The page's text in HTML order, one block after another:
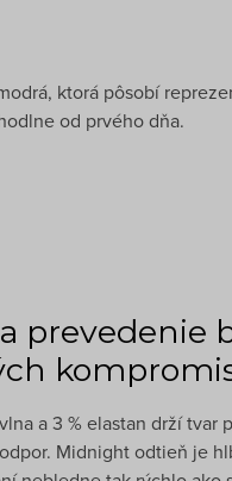
ktorá pôsobí
od prvého dňa.
prevedenie
a 3 % elastan drží tvar
Midnight odtieň je